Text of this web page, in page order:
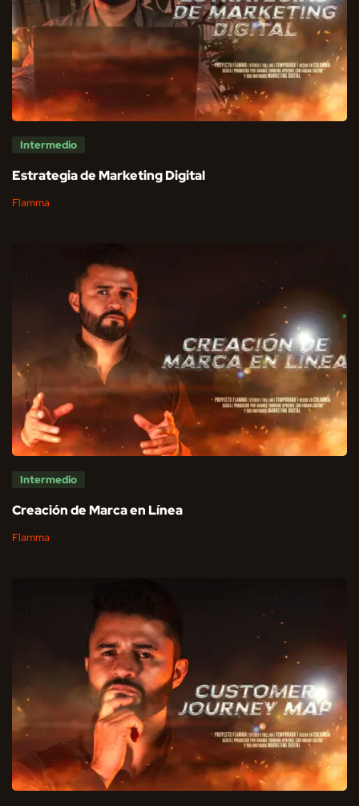
Intermedio
Estrategia de Marketing Digital
Flamma
Intermedio
Creación de Marca en Línea
Flamma